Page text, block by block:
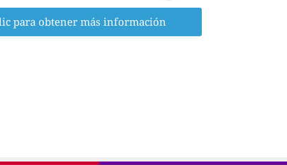
para obtener más información